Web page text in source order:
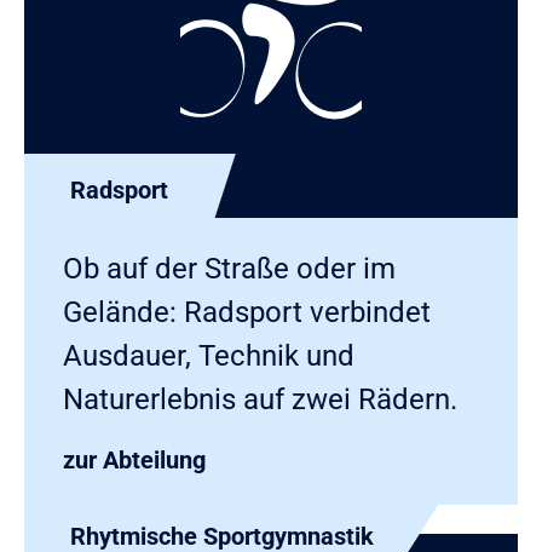
Radsport
Ob auf der Straße oder im
Gelände: Radsport verbindet
Ausdauer, Technik und
Naturerlebnis auf zwei Rädern.
zur Abteilung
Rhytmische Sportgymnastik